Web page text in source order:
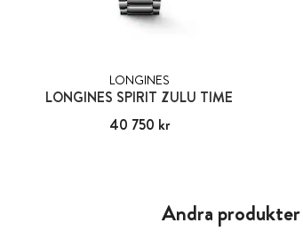
LONGINES
LONGINES SPIRIT ZULU TIME
Pris:40 750 kr
40 750 kr
Andra